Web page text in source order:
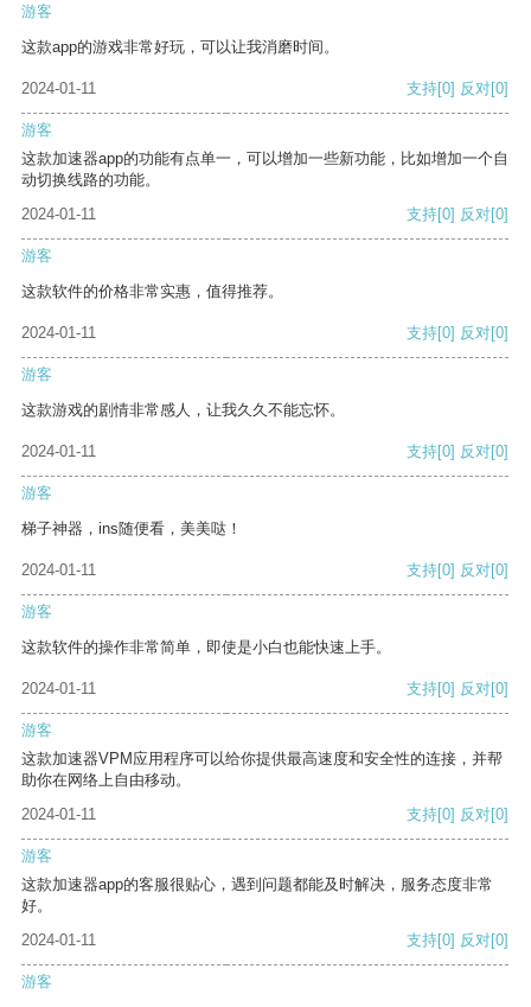
游客
这款app的游戏非常好玩，可以让我消磨时间。
2024-01-11 支持[0] 反对[0]
游客
这款加速器app的功能有点单一，可以增加一些新功能，比如增加一个自
动切换线路的功能。
2024-01-11
支持[0] 反对[0]
游客
这款软件的价格非常实惠，值得推荐。
2024-01-11 支持[0] 反对[0]
游客
这款游戏的剧情非常感人，让我久久不能忘怀。
2024-01-11 支持[0] 反对[0]
游客
梯子神器，ins随便看，美美哒！
2024-01-11 支持[0] 反对[0]
游客
这款软件的操作非常简单，即使是小白也能快速上手。
2024-01-11 支持[0] 反对[0]
游客
这款加速器VPM应用程序可以给你提供最高速度和安全性的连接，并帮
助你在网络上自由移动。
2024-01-11
支持[0] 反对[0]
游客
这款加速器app的客服很贴心，遇到问题都能及时解决，服务态度非常
好。
2024-01-11
支持[0] 反对[0]
游客